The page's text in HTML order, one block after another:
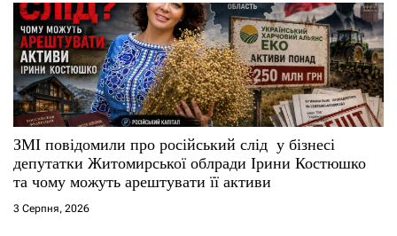
ЗМІ повідомили про російський слід у бізнесі
депутатки Житомирської облради Ірини Костюшко
та чому можуть арештувати її активи
3 Серпня, 2026